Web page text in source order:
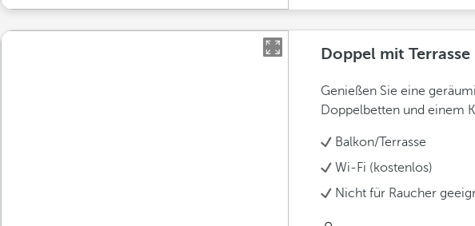
Doppel mit Terrasse
Genießen Sie eine
Doppelbetten und einem
Balkon/Terrasse
Wi-Fi (kostenlos)
Nicht für Raucher